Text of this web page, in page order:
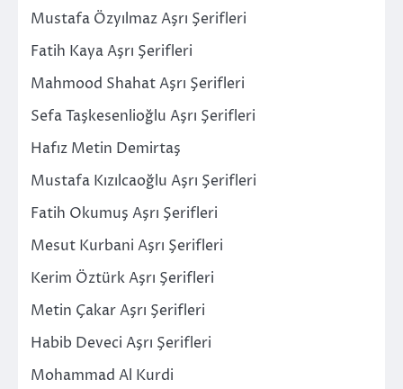
Mustafa Özyılmaz Aşrı Şerifleri
Fatih Kaya Aşrı Şerifleri
Mahmood Shahat Aşrı Şerifleri
Sefa Taşkesenlioğlu Aşrı Şerifleri
Hafız Metin Demirtaş
Mustafa Kızılcaoğlu Aşrı Şerifleri
Fatih Okumuş Aşrı Şerifleri
Mesut Kurbani Aşrı Şerifleri
Kerim Öztürk Aşrı Şerifleri
Metin Çakar Aşrı Şerifleri
Habib Deveci Aşrı Şerifleri
Mohammad Al Kurdi